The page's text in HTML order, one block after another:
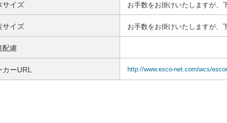
サイズ お手数をお掛けいたしますが、
サイズ お手数をお掛けいたしますが、
配慮
カーURL http://www.esco-net.com/wcs/